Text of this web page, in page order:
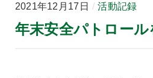
2021年12月17日 活動記録
年末安全パトロール